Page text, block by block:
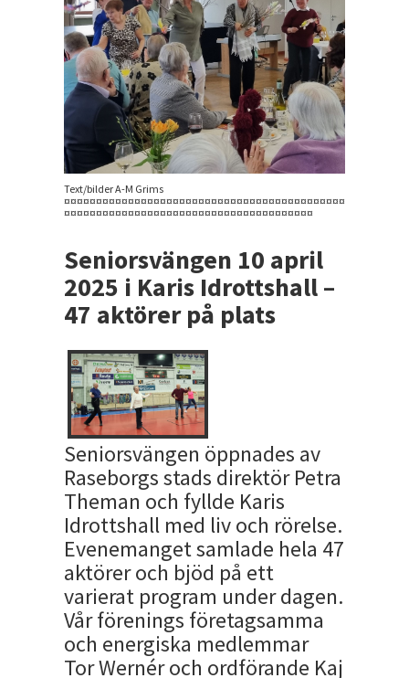
Text/bilder A-M Grims
¤¤¤¤¤¤¤¤¤¤¤¤¤¤¤¤¤¤¤¤¤¤¤¤¤¤¤¤¤¤¤¤¤¤¤¤¤¤¤¤¤¤¤¤
¤¤¤¤¤¤¤¤¤¤¤¤¤¤¤¤¤¤¤¤¤¤¤¤¤¤¤¤¤¤¤¤¤¤¤¤¤¤¤
Seniorsvängen 10 april
2025 i Karis Idrottshall –
47 aktörer på plats
Seniorsvängen öppnades av
Raseborgs stads direktör Petra
Theman och fyllde Karis
Idrottshall med liv och rörelse.
Evenemanget samlade hela 47
aktörer och bjöd på ett
varierat program under dagen.
Vår förenings företagsamma
och energiska medlemmar
Tor Wernér och ordförande Kaj